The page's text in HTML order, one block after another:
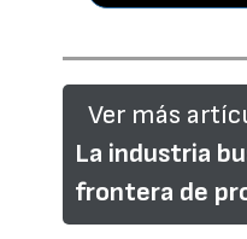
Ver más
La industria
frontera de